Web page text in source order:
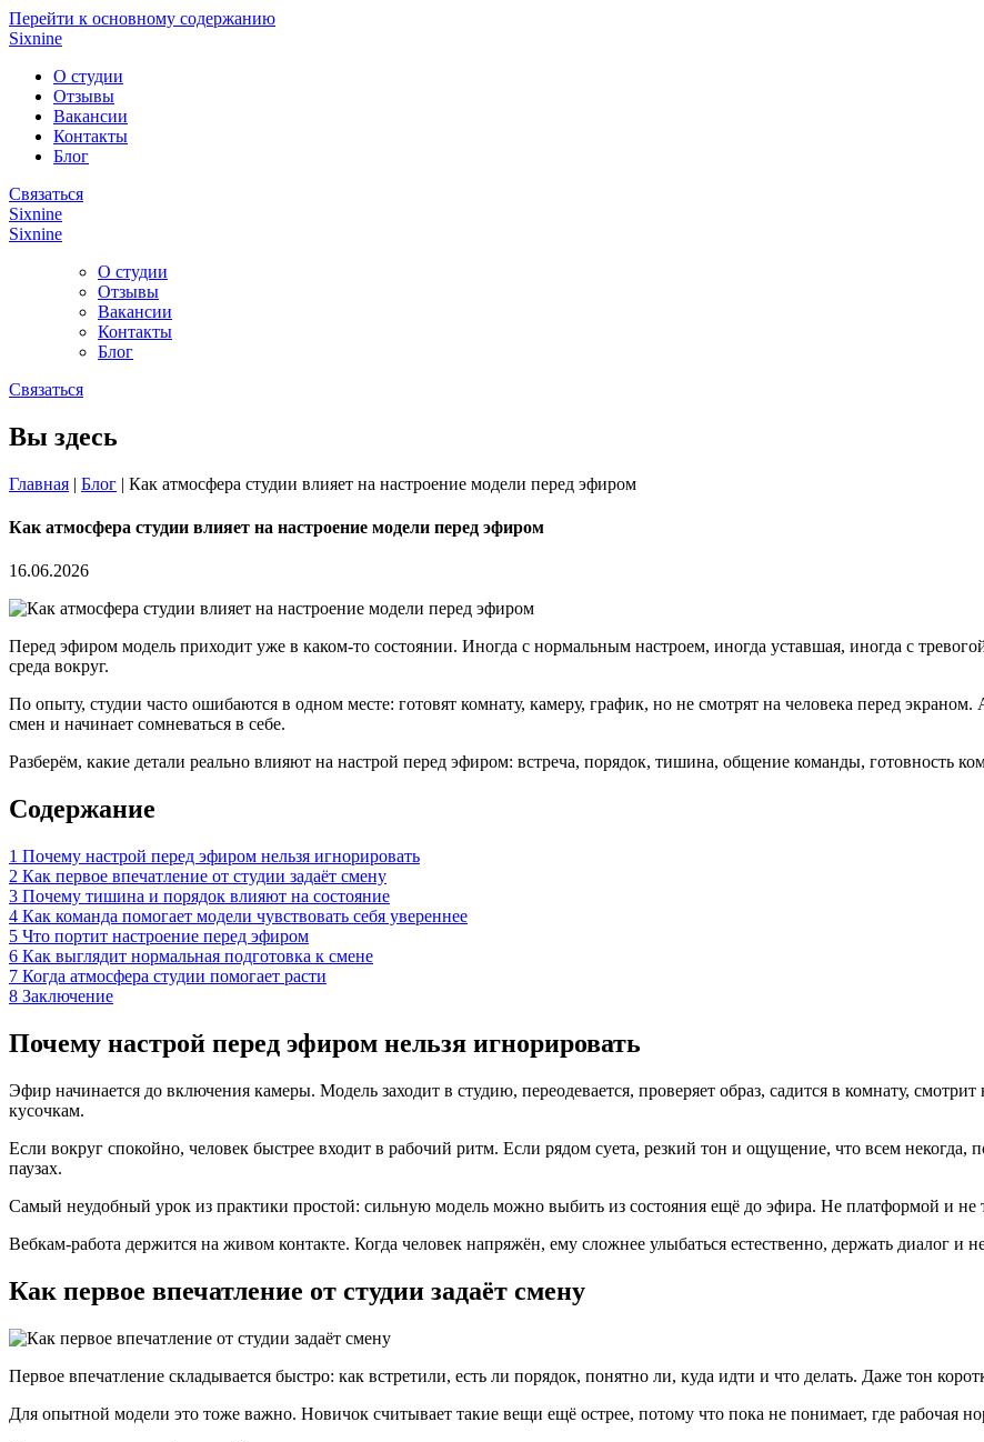
Перейти к основному содержанию
Sixnine
О студии
Отзывы
Вакансии
Контакты
Блог
Связаться
Sixnine
Sixnine
О студии
Отзывы
Вакансии
Контакты
Блог
Связаться
Вы здесь
Главная | Блог | Как атмосфера студии влияет на настроение модели перед эфиром
Как атмосфера студии влияет на настроение модели перед эфиром
16.06.2026
Перед эфиром модель приходит уже в каком-то состоянии. Иногда с нормальным настроем, иногда уставшая, иногда с
среда вокруг.
По опыту, студии часто ошибаются в одном месте: готовят комнату, камеру, график, но не смотрят на человека перед
смен и начинает сомневаться в себе.
Разберём, какие детали реально влияют на настрой перед эфиром: встреча, порядок, тишина, общение команды, готовность
Содержание
1 Почему настрой перед эфиром нельзя игнорировать
2 Как первое впечатление от студии задаёт смену
3 Почему тишина и порядок влияют на состояние
4 Как команда помогает модели чувствовать себя увереннее
5 Что портит настроение перед эфиром
6 Как выглядит нормальная подготовка к смене
7 Когда атмосфера студии помогает расти
8 Заключение
Почему настрой перед эфиром нельзя игнорировать
Эфир начинается до включения камеры. Модель заходит в студию, переодевается, проверяет образ, садится в комнату,
кусочкам.
Если вокруг спокойно, человек быстрее входит в рабочий ритм. Если рядом суета, резкий тон и ощущение, что всем некогда,
паузах.
Самый неудобный урок из практики простой: сильную модель можно выбить из состояния ещё до эфира. Не платформой и не
Вебкам-работа держится на живом контакте. Когда человек напряжён, ему сложнее улыбаться естественно, держать диалог и
Как первое впечатление от студии задаёт смену
Первое впечатление складывается быстро: как встретили, есть ли порядок, понятно ли, куда идти и что делать. Даже тон
Для опытной модели это тоже важно. Новичок считывает такие вещи ещё острее, потому что пока не понимает, где рабочая